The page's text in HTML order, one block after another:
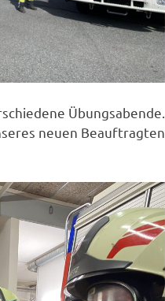
Übungsabende.
neuen Beauftragten